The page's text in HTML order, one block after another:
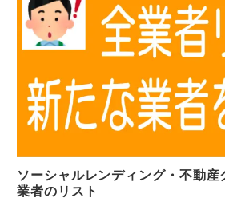
ソーシャルレンディング・不動
業者のリスト